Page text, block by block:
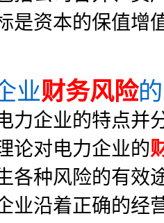
是资本的保值增
业财务风险
力企业的特点并
论对电力企业的
各种风险的有效
业沿着正确的经